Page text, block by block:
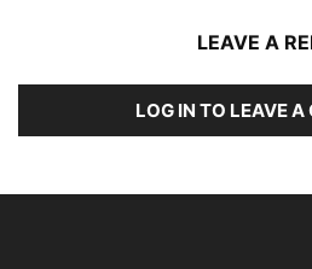
LEAVE A
LOG IN TO LEAVE